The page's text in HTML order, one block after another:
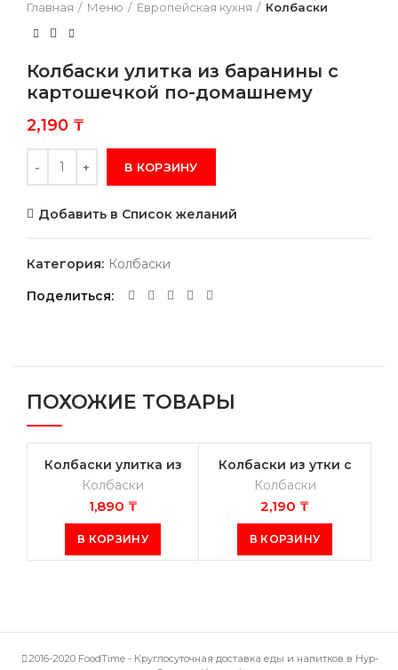
Главная Меню Европейская кухня Колбаски
Колбаски улитка из баранины с
картошечкой по-домашнему
2,190 ₸
Количество
В КОРЗИНУ
Добавить в Список желаний
Категория: Колбаски
Поделиться
ПОХОЖИЕ ТОВАРЫ
Колбаски улитка из
курицы с
домашнему
Колбаски
1,890 ₸
В КОРЗИНУ
Колбаски из утки с
жареной картошечкой
Колбаски
2,190 ₸
В КОРЗИНУ
2016-2020 FoodTime - Круглосуточная доставка еды и напитков в Нур-